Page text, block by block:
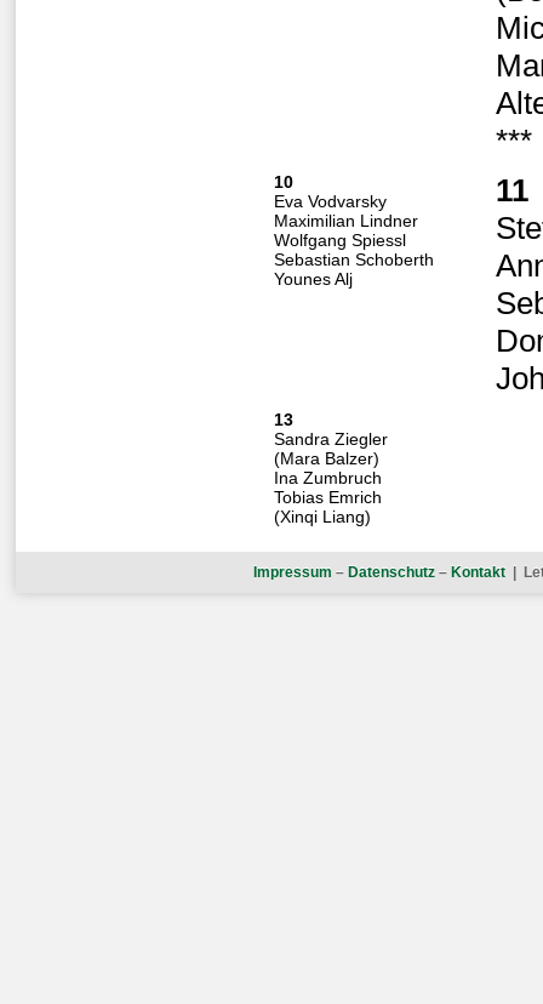
***
10
Eva Vodvarsky
Maximilian Lindner
Wolfgang Spiessl
Sebastian Schoberth
Younes Alj
11
13
Sandra Ziegler
(Mara Balzer)
Ina Zumbruch
Tobias Emrich
(Xinqi Liang)
Impressum – Datenschutz– Kontakt|